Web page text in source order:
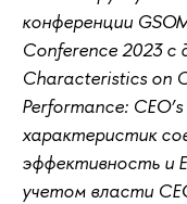
конференции
Conference 2023 с
Characteristics on
Performance:
характеристик
эффективность и
учетом власти